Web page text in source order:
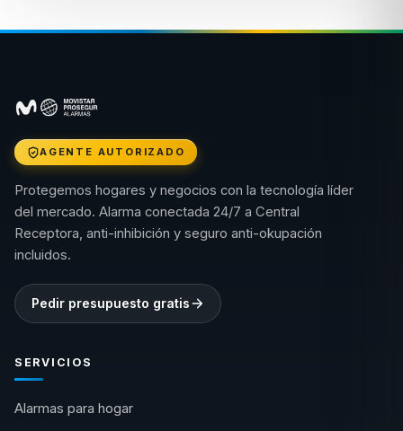
AGENTE AUTORIZADO
Protegemos hogares y negocios con la tecnología líder
del mercado. Alarma conectada 24/7 a Central
Receptora, anti-inhibición y seguro anti-okupación
incluidos.
Pedir presupuesto gratis
SERVICIOS
Alarmas para hogar